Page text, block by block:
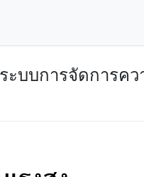
ะบบการจัดการค